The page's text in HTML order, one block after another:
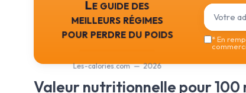
Le guide des
meilleurs régimes
pour perdre du poids
Les-calories.com — 2026
*En
Valeur nutritionnelle pour 100